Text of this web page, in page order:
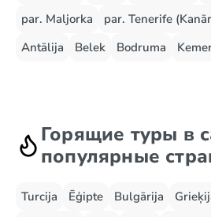
par. Maljorka
par. Tenerife
Antālija
Belek Bodruma
Горящие туры в
популярные
Turcija Ēģipte Bulgārija